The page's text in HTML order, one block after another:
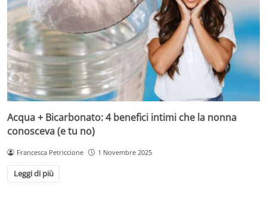
Acqua + Bicarbonato: 4 benefici intimi che la nonna
conosceva (e tu no)
Francesca Petriccione 1 Novembre 2025
Leggi di più